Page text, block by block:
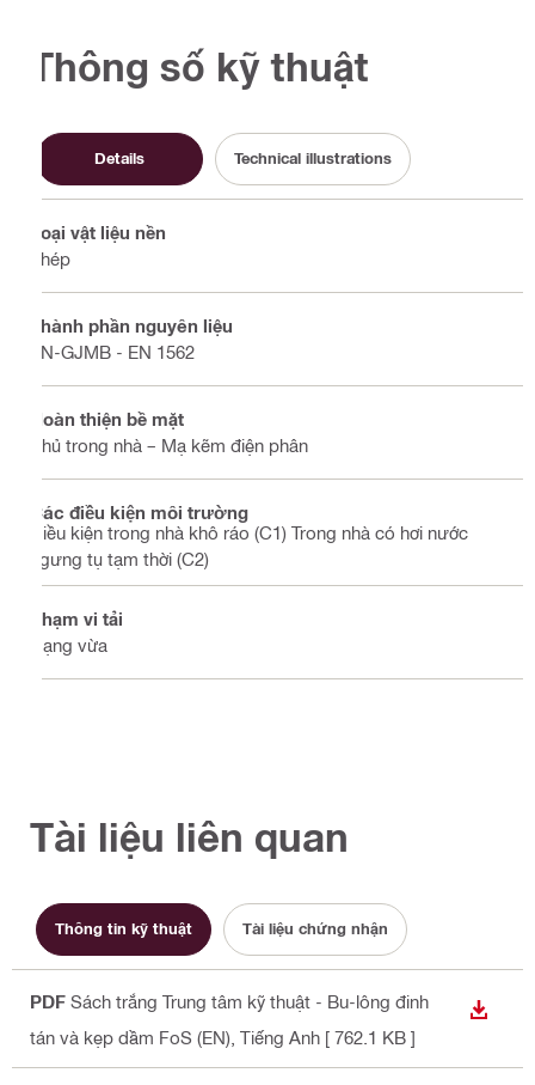
Thông số kỹ thuật
Details Technical illustrations
Loại vật liệu nền
Thép
Thành phần nguyên liệu
EN-GJMB - EN 1562
Hoàn thiện bề mặt
Phủ trong nhà – Mạ kẽm điện phân
Các điều kiện môi trường
Điều kiện trong nhà khô ráo (C1) Trong nhà có hơi nước
ngưng tụ tạm thời (C2)
Phạm vi tải
Hạng vừa
Tài liệu liên quan
Thông tin kỹ thuật Tài liệu chứng nhận
PDF Sách trắng Trung tâm kỹ thuật - Bu-lông đinh
tán và kẹp dầm FoS (EN) , Tiếng Anh [ 762.1 KB ]
TẢI